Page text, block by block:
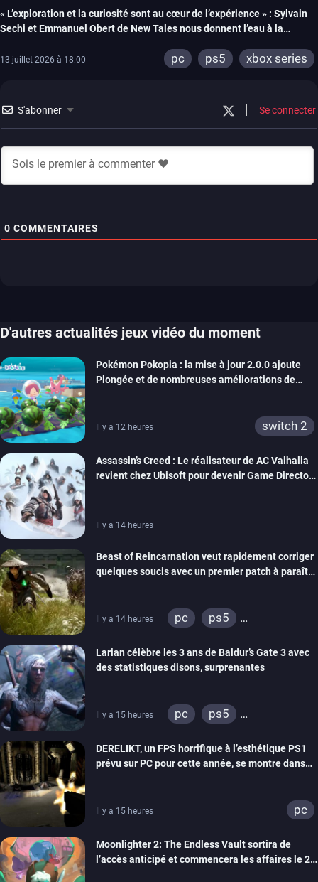
« L’exploration et la curiosité sont au cœur de l’expérience » : Sylvain
Sechi et Emmanuel Obert de New Tales nous donnent l’eau à la
13 juillet 2026 à 18:00 pc ps5 xbox series
S'abonner Se connecter
0 COMMENTAIRES
D'autres actualités jeux vidéo du moment
Pokémon Pokopia : la mise à jour 2.0.0 ajoute
Plongée et de nombreuses améliorations de
Il y a 12 heures switch 2
Assassin’s Creed : Le réalisateur de AC Valhalla
revient chez Ubisoft pour devenir Game Director
Il y a 14 heures
Beast of Reincarnation veut rapidement corriger
quelques soucis avec un premier patch à paraître
Il y a 14 heures pc
ps5
Larian célèbre les 3 ans de Baldur’s Gate 3 avec
des statistiques disons, surprenantes
Il y a 15 heures pc
ps5
DERELIKT, un FPS horrifique à l’esthétique PS1
prévu sur PC pour cette année, se montre dans
Il y a 15 heures pc
Moonlighter 2: The Endless Vault sortira de
l’accès anticipé et commencera les affaires le 2